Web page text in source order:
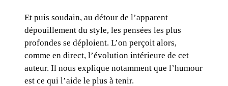
Et puis soudain, au détour de l’apparent
dépouillement du style, les pensées les plus
profondes se déploient. L’on perçoit alors,
comme en direct, l’évolution intérieure de cet
auteur. Il nous explique notamment que l’humour
est ce qui l’aide le plus à tenir.